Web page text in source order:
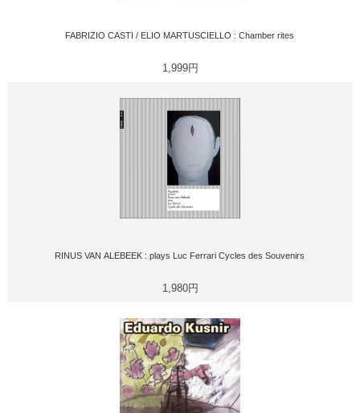
FABRIZIO CASTI / ELIO MARTUSCIELLO : Chamber rites
1,999円
RINUS VAN ALEBEEK : plays Luc Ferrari Cycles des Souvenirs
1,980円